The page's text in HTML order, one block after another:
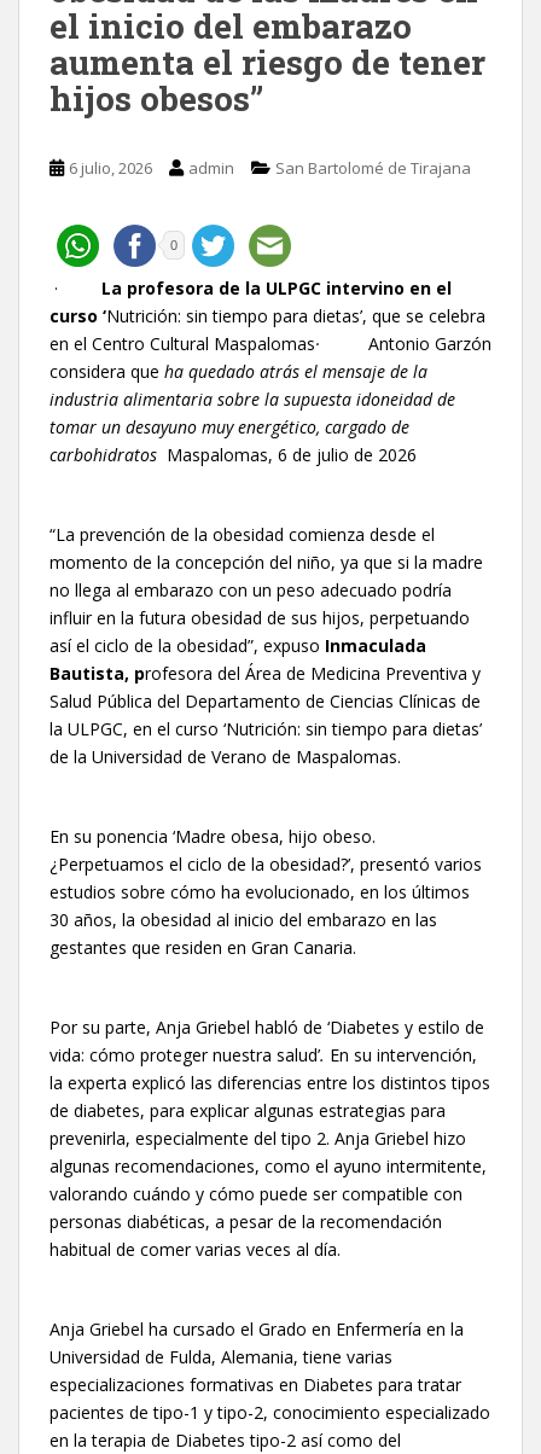
el inicio del embarazo
aumenta el riesgo de tener
hijos obesos”
6 julio, 2026 admin San Bartolomé de Tirajana
0
· La profesora de la ULPGC intervino en el
curso ‘Nutrición: sin tiempo para dietas’, que se celebra
en el Centro Cultural Maspalomas·
Antonio Garzón
considera que ha quedado atrás el mensaje de la
industria alimentaria sobre la supuesta idoneidad de
tomar un desayuno muy energético, cargado de
carbohidratos Maspalomas, 6 de julio de 2026
“La prevención de la obesidad comienza desde el
momento de la concepción del niño, ya que si la madre
no llega al embarazo con un peso adecuado podría
influir en la futura obesidad de sus hijos, perpetuando
así el ciclo de la obesidad”, expuso Inmaculada
Bautista, profesora del Área de Medicina Preventiva y
Salud Pública del Departamento de Ciencias Clínicas de
la ULPGC, en el curso ‘Nutrición: sin tiempo para dietas’
de la Universidad de Verano de Maspalomas.
En su ponencia ‘Madre obesa, hijo obeso.
¿Perpetuamos el ciclo de la obesidad?’, presentó varios
estudios sobre cómo ha evolucionado, en los últimos
30 años, la obesidad al inicio del embarazo en las
gestantes que residen en Gran Canaria.
Por su parte, Anja Griebel habló de ‘Diabetes y estilo de
vida: cómo proteger nuestra salud’. En su intervención,
la experta explicó las diferencias entre los distintos tipos
de diabetes, para explicar algunas estrategias para
prevenirla, especialmente del tipo 2. Anja Griebel hizo
algunas recomendaciones, como el ayuno intermitente,
valorando cuándo y cómo puede ser compatible con
personas diabéticas, a pesar de la recomendación
habitual de comer varias veces al día.
Anja Griebel ha cursado el Grado en Enfermería en la
Universidad de Fulda, Alemania, tiene varias
especializaciones formativas en Diabetes para tratar
pacientes de tipo-1 y tipo-2, conocimiento especializado
en la terapia de Diabetes tipo-2 así como del